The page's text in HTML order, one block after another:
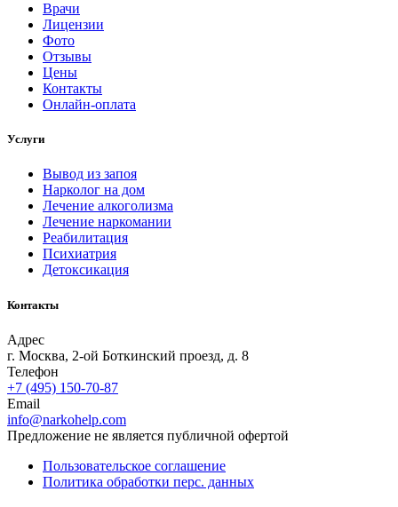
Врачи
Лицензии
Фото
Отзывы
Цены
Контакты
Онлайн-оплата
Услуги
Вывод из запоя
Нарколог на дом
Лечение алкоголизма
Лечение наркомании
Реабилитация
Психиатрия
Детоксикация
Контакты
Адрес
г. Москва, 2-ой Боткинский проезд, д. 8
Телефон
+7 (495) 150-70-87
Email
info@narkohelp.com
Предложение не является публичной офертой
Пользовательское соглашение
Политика обработки перс. данных